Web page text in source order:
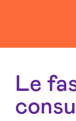
Le